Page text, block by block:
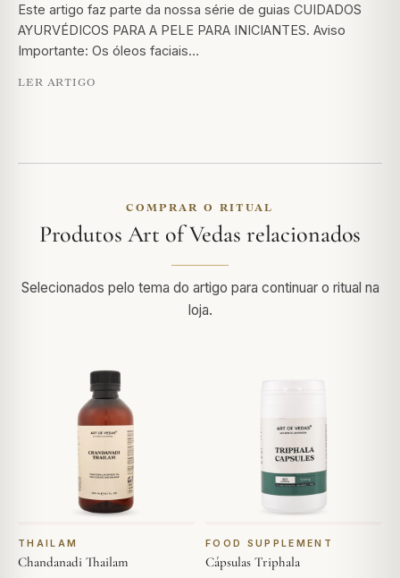
Este artigo faz parte da nossa série de guias CUIDADOS
AYURVÉDICOS PARA A PELE PARA INICIANTES. Aviso
Importante: Os óleos faciais…
LER ARTIGO
COMPRAR O RITUAL
Produtos Art of Vedas relacionados
Selecionados pelo tema do artigo para continuar o ritual na
loja.
THAILAM
Chandanadi Thailam
FOOD SUPPLEMENT
Cápsulas Triphala